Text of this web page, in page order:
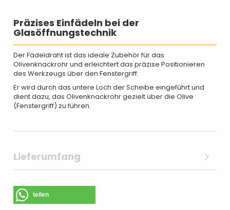
Präzises Einfädeln bei der
Glasöffnungstechnik
Der Fädeldraht ist das ideale Zubehör für das
Olivenknackrohr und erleichtert das präzise Positionieren
des Werkzeugs über den Fenstergriff.
Er wird durch das untere Loch der Scheibe eingeführt und
dient dazu, das Olivenknackrohr gezielt über die Olive
(Fenstergriff) zu führen.
Lieferumfang
teilen